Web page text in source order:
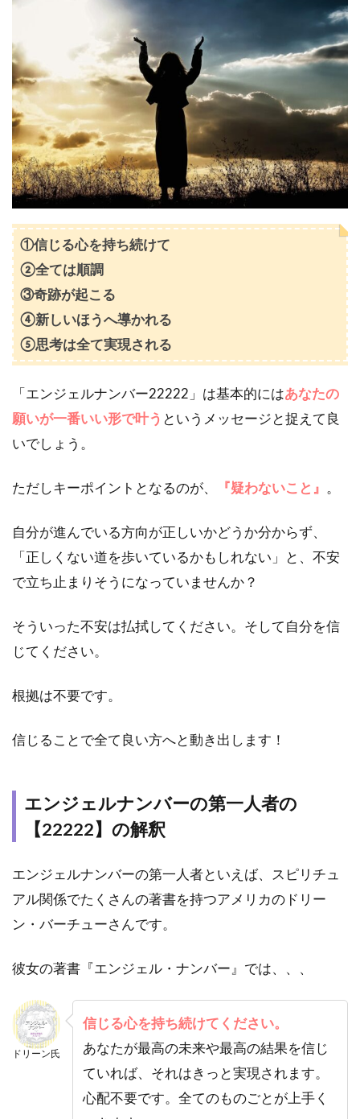
【22222】
の解釈
2
前兆
｜エンジ
ェルナン
バー
【22222】
を見たら
何が起き
る？
2.1
恋愛
｜エンジ
ェルナン
バー
【22222】
の意味や
メッセー
2.2
復縁
｜エンジ
ェルナン
バー
の意味や
ジは？
2.3
片思
ジェルナ
【22222】
メッセー
2.4
結婚
ェルナン
メッセー
ジは？
｜エンジ
バー
【22222】
ジは？
金運
｜エンジ
ェルナン
バー
【22222】
の意味や
メッセー
①信じる心を持ち続けて
②全ては順調
③奇跡が起こる
④新しいほうへ導かれる
⑤思考は全て実現される
「エンジェルナンバー22222」は基本的にはあなたの
願いが一番いい形で叶う というメッセージと捉えて良
いでしょう。
ただしキーポイントとなるのが、 『疑わないこと』 。
自分が進んでいる方向が正しいかどうか分からず、
「正しくない道を歩いているかもしれない」と、不安
で立ち止まりそうになっていませんか？
そういった不安は払拭してください。そして自分を信
じてください。
根拠は不要です。
信じることで全て良い方へと動き出します！
エンジェルナンバーの第一人者の
【22222】の解釈
エンジェルナンバーの第一人者といえば、スピリチュ
アル関係でたくさんの著書を持つアメリカのドリー
ン・バーチューさんです。
彼女の著書『エンジェル・ナンバー』では、、、
ドリーン氏
信じる心を持ち続けてください。
あなたが最高の未来や最高の結果を信じ
ていれば、それはきっと実現されます。
心配不要です。全てのものごとが上手く